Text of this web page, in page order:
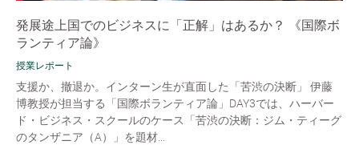
発展途上国でのビジネスに「正解」はあるか？ 《国際ボ
ランティア論》
授業レポート
支援か、撤退か。インターン生が直面した「苦渋の決断」 伊藤
博教授が担当する「国際ボランティア論」DAY3では、ハーバー
ド・ビジネス・スクールのケース「苦渋の決断：ジム・ティーグ
のタンザニア（A）」を題材...